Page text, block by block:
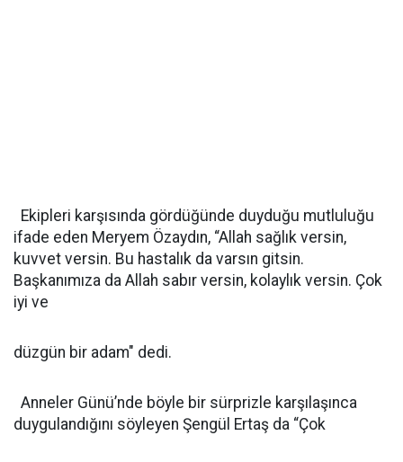
Ekipleri karşısında gördüğünde duyduğu mutluluğu
ifade eden Meryem Özaydın, “Allah sağlık versin,
kuvvet versin. Bu hastalık da varsın gitsin.
Başkanımıza da Allah sabır versin, kolaylık versin. Çok
iyi ve
düzgün bir adam" dedi.
Anneler Günü’nde böyle bir sürprizle karşılaşınca
duygulandığını söyleyen Şengül Ertaş da “Çok